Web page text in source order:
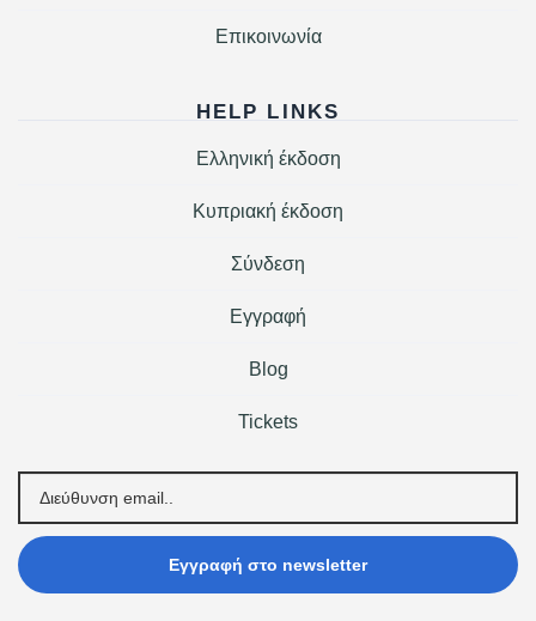
Επικοινωνία
HELP LINKS
Ελληνική έκδοση
Κυπριακή έκδοση
Σύνδεση
Εγγραφή
Blog
Tickets
Εγγραφή στο newsletter